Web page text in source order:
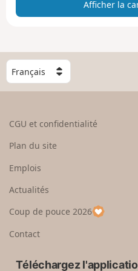
Afficher la
C
h
o
e
u
p
a
CGU et confidentialité
Plan du site
Emplois
Actualités
Coup de pouce 2026
Contact
Téléchargez